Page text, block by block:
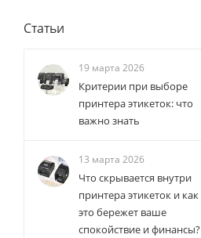
Статьи
19 марта 2026
Критерии при выборе
принтера этикеток: что
важно знать
13 марта 2026
Что скрывается внутри
принтера этикеток и как
это бережет ваше
спокойствие и финансы?